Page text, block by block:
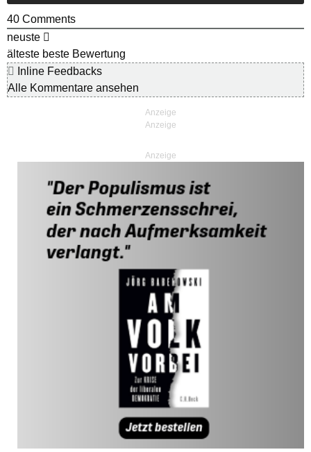
40 Comments
neuste
älteste beste Bewertung
Inline Feedbacks
Alle Kommentare ansehen
Anzeige